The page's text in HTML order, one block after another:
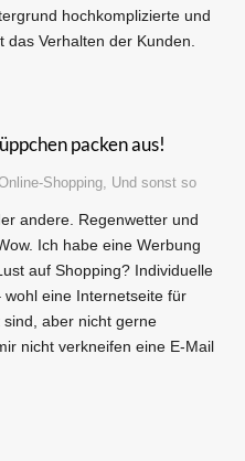
hochkomplizierte und
Verhalten der Kunden.
packen aus!
Shopping, Und sonst so
andere. Regenwetter und
Ich habe eine Werbung
auf Shopping? Individuelle
wohl eine Internetseite für
aber nicht gerne
nicht verkneifen eine E-Mail